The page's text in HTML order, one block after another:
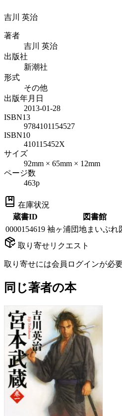
吉川 英治
著者
吉川 英治
出版社
新潮社
形式
その他
出版年月日
2013-01-28
ISBN13
9784101154527
ISBN10
410115452X
サイズ
92mm × 65mm × 12mm
ページ数
463p
在庫状況
蔵書ID
図書館
0000154619 袖ヶ浦団地まいぷれ
取り寄せリクエスト
取り寄せには会員ログインが必要
同じ著者の本